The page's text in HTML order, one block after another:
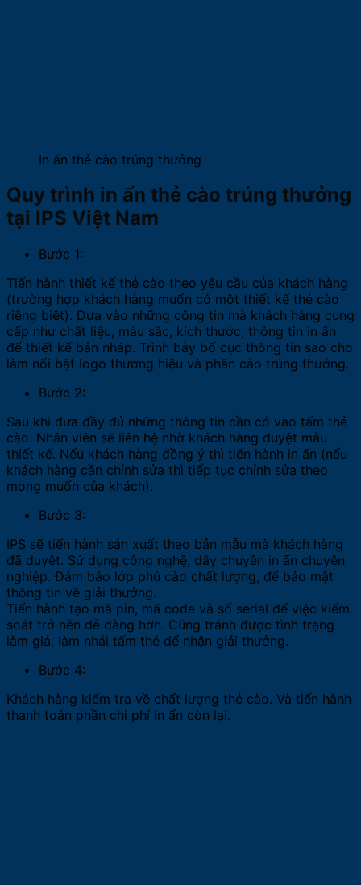
In ấn thẻ cào trúng thưởng
Quy trình in ấn thẻ cào trúng thưởng
tại IPS Việt Nam
Bước 1:
Tiến hành thiết kế thẻ cào theo yêu cầu của khách hàng
(trường hợp khách hàng muốn có một thiết kế thẻ cào
riêng biệt). Dựa vào những công tin mà khách hàng cung
cấp như chất liệu, màu sắc, kích thước, thông tin in ấn
để thiết kế bản nháp. Trình bày bố cục thông tin sao cho
làm nổi bật logo thương hiệu và phần cào trúng thưởng.
Bước 2:
Sau khi đưa đầy đủ những thông tin cần có vào tấm thẻ
cào. Nhân viên sẽ liên hệ nhờ khách hàng duyệt mẫu
thiết kế. Nếu khách hàng đồng ý thì tiến hành in ấn (nếu
khách hàng cần chỉnh sửa thì tiếp tục chỉnh sửa theo
mong muốn của khách).
Bước 3:
IPS sẽ tiến hành sản xuất theo bản mẫu mà khách hàng
đã duyệt. Sử dụng công nghệ, dây chuyền in ấn chuyên
nghiệp. Đảm bảo lớp phủ cào chất lượng, để bảo mật
thông tin về giải thưởng.
Tiến hành tạo mã pin, mã code và số serial để việc kiểm
soát trở nên dễ dàng hơn. Cũng tránh được tình trạng
làm giả, làm nhái tấm thẻ để nhận giải thưởng.
Bước 4:
Khách hàng kiểm tra về chất lượng thẻ cào. Và tiến hành
thanh toán phần chi phí in ấn còn lại.